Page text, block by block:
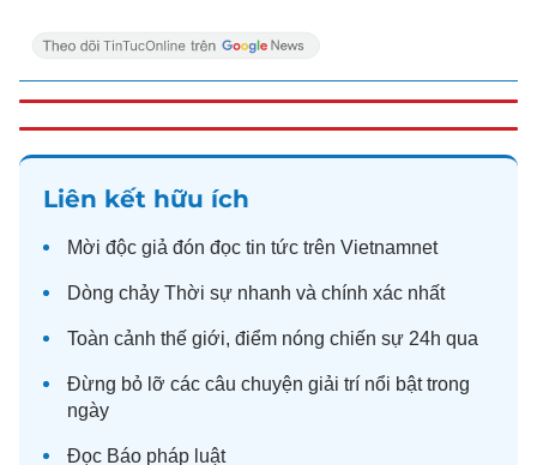
Liên kết hữu ích
Mời độc giả đón đọc tin tức trên Vietnamnet
Dòng chảy Thời sự nhanh và chính xác nhất
Toàn cảnh thế giới, điểm nóng chiến sự 24h qua
Đừng bỏ lỡ các câu chuyện giải trí nổi bật trong
ngày
Đọc Báo pháp luật